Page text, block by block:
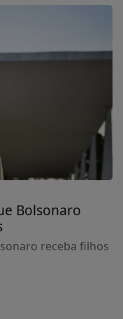
Bolsonaro
receba filhos